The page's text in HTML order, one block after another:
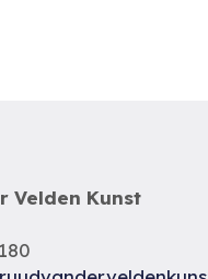
Velden Kunst